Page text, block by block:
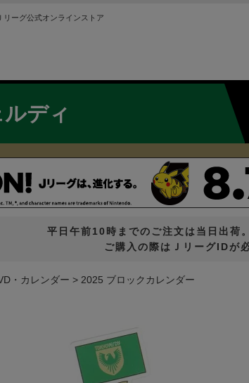
リーグ公式オンラインストア
ディ
平日午前10時までのご注文は当日出荷
ご購入の際はＪリーグIDが
・カレンダー 2025 ブロックカレンダー